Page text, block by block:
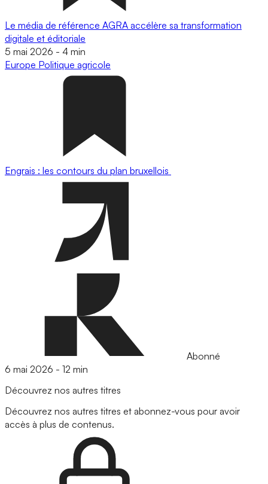
Le média de référence AGRA accélère sa transformation
digitale et éditoriale
5 mai 2026 - 4 min
Europe Politique agricole
Engrais : les contours du plan bruxellois
Abonné
6 mai 2026 - 12 min
Découvrez nos autres titres
Découvrez nos autres titres et abonnez-vous pour avoir
accès à plus de contenus.